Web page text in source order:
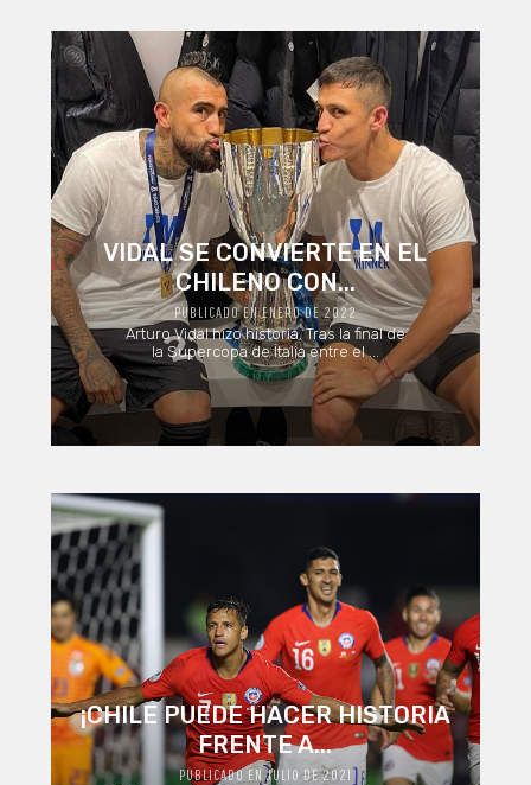
VIDAL SE CONVIERTE EN EL
CHILENO CON...
PUBLICADO EN ENERO DE 2022
Arturo Vidal hizo historia. Tras la final de
la Supercopa de Italia entre el ...
¡CHILE PUEDE HACER HISTORIA
FRENTE A...
PUBLICADO EN JULIO DE 2021